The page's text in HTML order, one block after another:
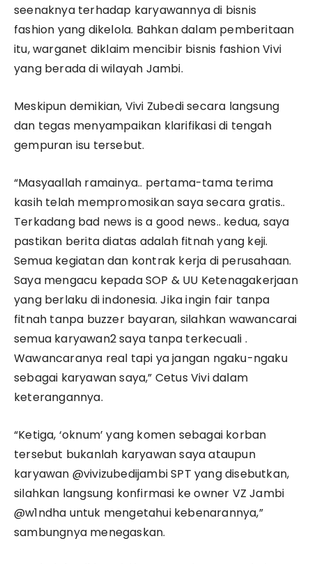
seenaknya terhadap karyawannya di bisnis
fashion yang dikelola. Bahkan dalam pemberitaan
itu, warganet diklaim mencibir bisnis fashion Vivi
yang berada di wilayah Jambi.
Meskipun demikian, Vivi Zubedi secara langsung
dan tegas menyampaikan klarifikasi di tengah
gempuran isu tersebut.
“Masyaallah ramainya.. pertama-tama terima
kasih telah mempromosikan saya secara gratis..
Terkadang bad news is a good news.. kedua, saya
pastikan berita diatas adalah fitnah yang keji.
Semua kegiatan dan kontrak kerja di perusahaan.
Saya mengacu kepada SOP & UU Ketenagakerjaan
yang berlaku di indonesia. Jika ingin fair tanpa
fitnah tanpa buzzer bayaran, silahkan wawancarai
semua karyawan2 saya tanpa terkecuali .
Wawancaranya real tapi ya jangan ngaku-ngaku
sebagai karyawan saya,” Cetus Vivi dalam
keterangannya.
“Ketiga, ‘oknum’ yang komen sebagai korban
tersebut bukanlah karyawan saya ataupun
karyawan @vivizubedijambi SPT yang disebutkan,
silahkan langsung konfirmasi ke owner VZ Jambi
@w1ndha untuk mengetahui kebenarannya,”
sambungnya menegaskan.